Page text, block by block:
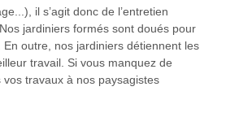
il s’agit donc de l’entretien
jardiniers formés sont doués pour
outre, nos jardiniers détiennent les
travail. Si vous manquez de
travaux à nos paysagistes